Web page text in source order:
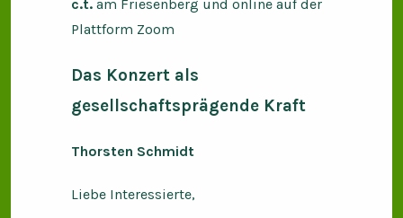
c.t.am Friesenberg und online auf der
Plattform Zoom
Das Konzert als
gesellschaftsprägende Kraft
Thorsten Schmidt
Liebe Interessierte,